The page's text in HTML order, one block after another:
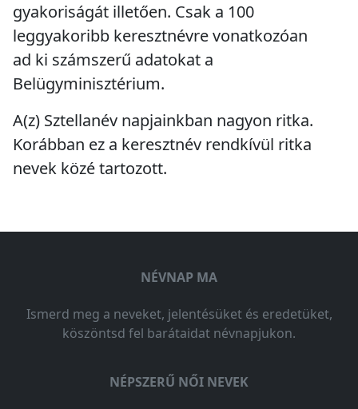
gyakoriságát illetően. Csak a 100
leggyakoribb keresztnévre vonatkozóan
ad ki számszerű adatokat a
Belügyminisztérium.
A(z) Sztellanév napjainkban nagyon ritka.
Korábban ez a keresztnév rendkívül ritka
nevek közé tartozott.
NÉVNAP MA
Ismerd meg a neveket, jelentésüket és eredetüket,
köszöntsd fel barátaidat névnapjukon.
NÉPSZERŰ NŐI NEVEK